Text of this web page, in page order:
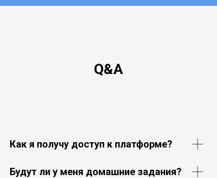
Q&A
Как я получу доступ к платформе?
Будут ли у меня домашние задания?